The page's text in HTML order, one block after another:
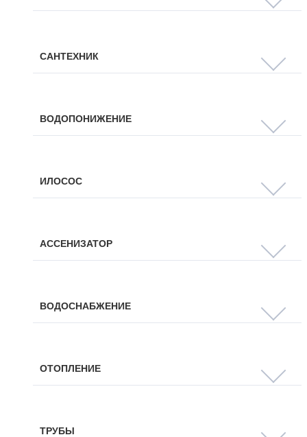
САНТЕХНИК
ВОДОПОНИЖЕНИЕ
ИЛОСОС
АССЕНИЗАТОР
ВОДОСНАБЖЕНИЕ
ОТОПЛЕНИЕ
ТРУБЫ